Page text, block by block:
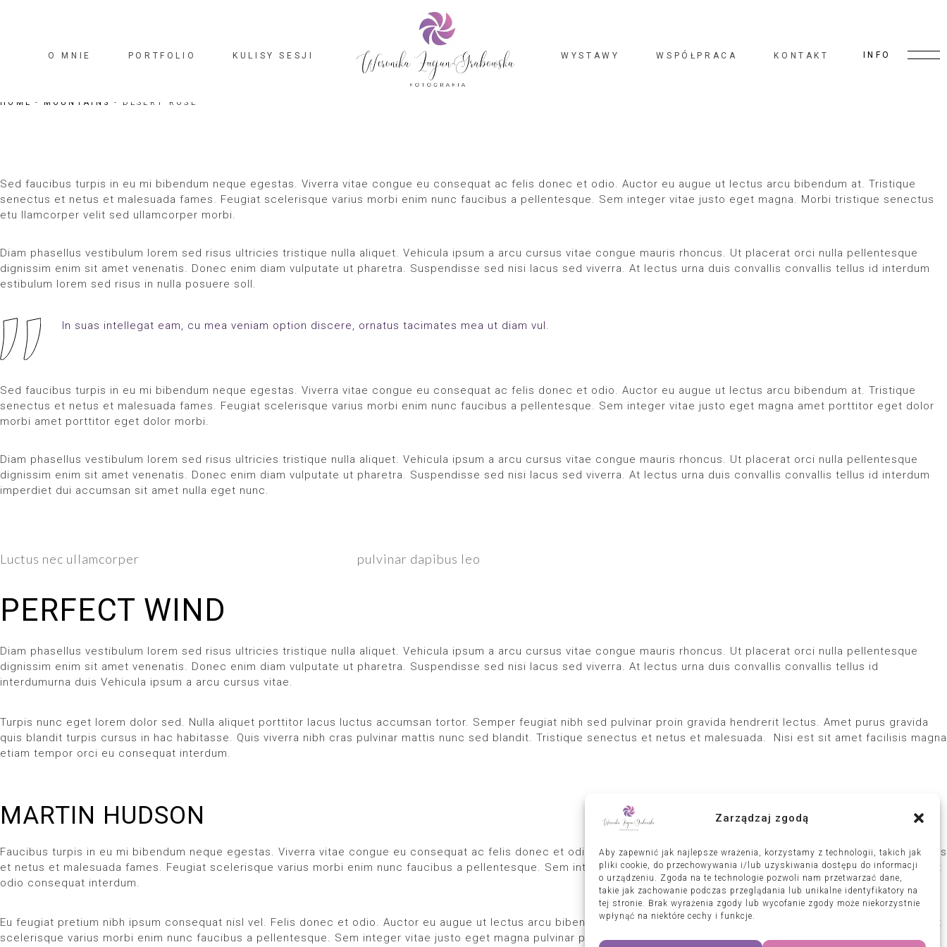
Zarządzaj zgodą
Aby zapewnić jak najlepsze wrażenia, korzystamy z technologii, takich jak
pliki cookie, do przechowywania i/lub uzyskiwania dostępu do informacji
o urządzeniu. Zgoda na te technologie pozwoli nam przetwarzać dane,
takie jak zachowanie podczas przeglądania lub unikalne identyfikatory na
tej stronie. Brak wyrażenia zgody lub wycofanie zgody może niekorzystnie
wpłynąć na niektóre cechy i funkcje.
O MNIE PORTFOLIO KULISY SESJI WYSTAWY WSPÓŁPRACA KONTAKT INFO
HOME MOUNTAINS DESERT ROSE
Sed faucibus turpis in eu mi bibendum neque egestas. Viverra vitae congue eu consequat ac felis donec et odio. Auctor eu augue ut lectus arcu bibendum at. Tristique
senectus et netus et malesuada fames. Feugiat scelerisque varius morbi enim nunc faucibus a pellentesque. Sem integer vitae justo eget magna. Morbi tristique senectus
etu llamcorper velit sed ullamcorper morbi.
Diam phasellus vestibulum lorem sed risus ultricies tristique nulla aliquet. Vehicula ipsum a arcu cursus vitae congue mauris rhoncus. Ut placerat orci nulla pellentesque
dignissim enim sit amet venenatis. Donec enim diam vulputate ut pharetra. Suspendisse sed nisi lacus sed viverra. At lectus urna duis convallis convallis tellus id interdum
estibulum lorem sed risus in nulla posuere soll.
In suas intellegat eam, cu mea veniam option discere, ornatus tacimates mea ut diam vul.
Sed faucibus turpis in eu mi bibendum neque egestas. Viverra vitae congue eu consequat ac felis donec et odio. Auctor eu augue ut lectus arcu bibendum at. Tristique
senectus et netus et malesuada fames. Feugiat scelerisque varius morbi enim nunc faucibus a pellentesque. Sem integer vitae justo eget magna amet porttitor eget dolor
morbi amet porttitor eget dolor morbi.
Diam phasellus vestibulum lorem sed risus ultricies tristique nulla aliquet. Vehicula ipsum a arcu cursus vitae congue mauris rhoncus. Ut placerat orci nulla pellentesque
dignissim enim sit amet venenatis. Donec enim diam vulputate ut pharetra. Suspendisse sed nisi lacus sed viverra. At lectus urna duis convallis convallis tellus id interdum
imperdiet dui accumsan sit amet nulla eget nunc.
Luctus nec ullamcorper pulvinar dapibus leo
PERFECT WIND
Diam phasellus vestibulum lorem sed risus ultricies tristique nulla aliquet. Vehicula ipsum a arcu cursus vitae congue mauris rhoncus. Ut placerat orci nulla pellentesque
dignissim enim sit amet venenatis. Donec enim diam vulputate ut pharetra. Suspendisse sed nisi lacus sed viverra. At lectus urna duis convallis convallis tellus id
interdumurna duis Vehicula ipsum a arcu cursus vitae.
Turpis nunc eget lorem dolor sed. Nulla aliquet porttitor lacus luctus accumsan tortor. Semper feugiat nibh sed pulvinar proin gravida hendrerit lectus. Amet purus gravida
quis blandit turpis cursus in hac habitasse. Quis viverra nibh cras pulvinar mattis nunc sed blandit. Tristique senectus et netus et malesuada. Nisi est sit amet facilisis magna
etiam tempor orci eu consequat interdum.
MARTIN HUDSON
Faucibus turpis in eu mi bibendum neque egestas. Viverra vitae congue eu consequat ac felis donec et odio. Auctor eu augue ut lectus arcu bibendum at. Tristique senectus
et netus et malesuada fames. Feugiat scelerisque varius morbi enim nunc faucibus a pellentesque. Sem integer vitae justo eget magna pulvinar proin gravida, felis donec et
odio consequat interdum.
Eu feugiat pretium nibh ipsum consequat nisl vel. Felis donec et odio. Auctor eu augue ut lectus arcu bibendum at. Tristique senectus et netus et malesuada fames. Feugiat
scelerisque varius morbi enim nunc faucibus a pellentesque. Sem integer vitae justo eget magna pulvinar proin gravida. Nulla aliquet porttitor lacus luctus. Fermentum